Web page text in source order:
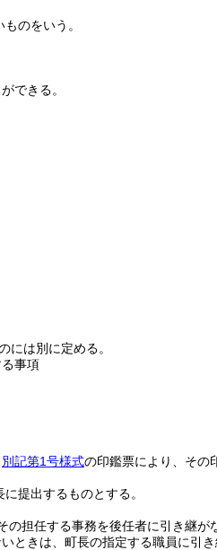
のをいう。
できる。
には別に定める。
事項
別記第1号様式の印鑑票により、その
提出するものとする。
担任する事務を後任者に引き継が
きは、町長の指定する職員に引き